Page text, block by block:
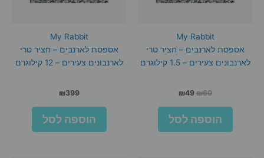
My Rabbit
אספסת לארנבים – חציר טרי
לארנבונים צעירים – 1.5 קילוגרם
₪60
המחיר
₪60.
₪49
₪49.
הוספה לסל
My Rabbit
אספסת לארנבים – חציר טרי
לארנבונים צעירים – 12 קילוגרם
₪399
הוספה לסל